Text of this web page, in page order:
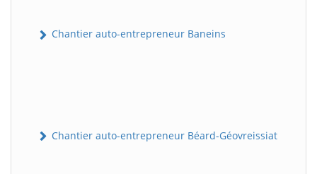
Chantier auto-entrepreneur Baneins
Chantier auto-entrepreneur Béard-Géovreissiat